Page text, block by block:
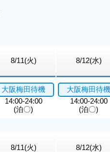
8/11(火) 8/12(水)
大阪梅田待機
14:00-24:00
(泊〇)
大阪梅田待機
14:00-24:00
(泊〇)
8/11(火) 8/12(水)